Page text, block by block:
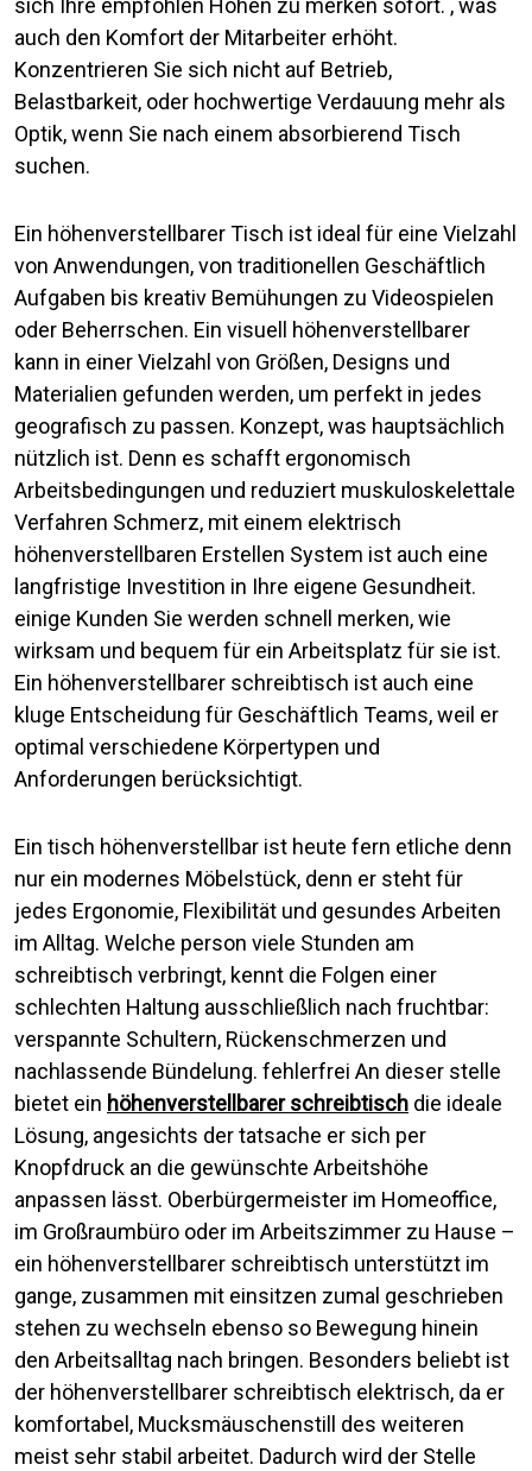
sich Ihre empfohlen Höhen zu merken sofort. , was
auch den Komfort der Mitarbeiter erhöht.
Konzentrieren Sie sich nicht auf Betrieb,
Belastbarkeit, oder hochwertige Verdauung mehr als
Optik, wenn Sie nach einem absorbierend Tisch
suchen.
Ein höhenverstellbarer Tisch ist ideal für eine Vielzahl
von Anwendungen, von traditionellen Geschäftlich
Aufgaben bis kreativ Bemühungen zu Videospielen
oder Beherrschen. Ein visuell höhenverstellbarer
kann in einer Vielzahl von Größen, Designs und
Materialien gefunden werden, um perfekt in jedes
geografisch zu passen. Konzept, was hauptsächlich
nützlich ist. Denn es schafft ergonomisch
Arbeitsbedingungen und reduziert muskuloskelettale
Verfahren Schmerz, mit einem elektrisch
höhenverstellbaren Erstellen System ist auch eine
langfristige Investition in Ihre eigene Gesundheit.
einige Kunden Sie werden schnell merken, wie
wirksam und bequem für ein Arbeitsplatz für sie ist.
Ein höhenverstellbarer schreibtisch ist auch eine
kluge Entscheidung für Geschäftlich Teams, weil er
optimal verschiedene Körpertypen und
Anforderungen berücksichtigt.
Ein tisch höhenverstellbar ist heute fern etliche denn
nur ein modernes Möbelstück, denn er steht für
jedes Ergonomie, Flexibilität und gesundes Arbeiten
im Alltag. Welche person viele Stunden am
schreibtisch verbringt, kennt die Folgen einer
schlechten Haltung ausschließlich nach fruchtbar:
verspannte Schultern, Rückenschmerzen und
nachlassende Bündelung. fehlerfrei An dieser stelle
bietet ein höhenverstellbarer schreibtisch die ideale
Lösung, angesichts der tatsache er sich per
Knopfdruck an die gewünschte Arbeitshöhe
anpassen lässt. Oberbürgermeister im Homeoffice,
im Großraumbüro oder im Arbeitszimmer zu Hause –
ein höhenverstellbarer schreibtisch unterstützt im
gange, zusammen mit einsitzen zumal geschrieben
stehen zu wechseln ebenso so Bewegung hinein
den Arbeitsalltag nach bringen. Besonders beliebt ist
der höhenverstellbarer schreibtisch elektrisch, da er
komfortabel, Mucksmäuschenstill des weiteren
meist sehr stabil arbeitet. Dadurch wird der Stelle